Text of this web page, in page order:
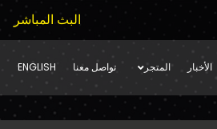
البث المباشر
الأخبار المتجر تواصل معنا ENGLISH